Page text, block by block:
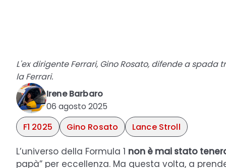
L'ex dirigente Ferrari, Gino Rosato, difende a
la Ferrari.
Irene Barbaro
06 agosto 2025
F1 2025
Gino Rosato Lance Stroll
L’universo della Formula 1 non è mai stato
papà” per eccellenza. Ma questa volta, a